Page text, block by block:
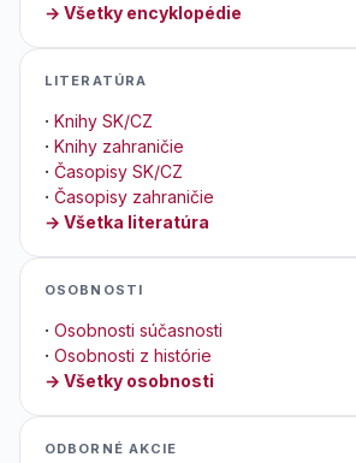
→ Všetky encyklopédie
LITERATÚRA
· Knihy SK/CZ
· Knihy zahraničie
· Časopisy SK/CZ
· Časopisy zahraničie
→ Všetka literatúra
OSOBNOSTI
· Osobnosti súčasnosti
· Osobnosti z histórie
→ Všetky osobnosti
ODBORNÉ AKCIE